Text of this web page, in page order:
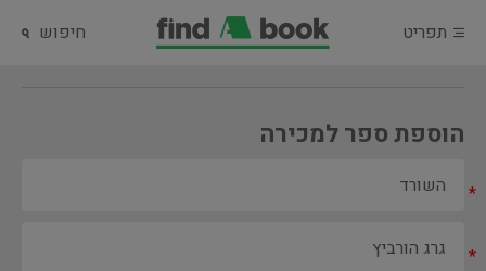
תפריט חיפוש
הוספת ספר למכירה
*
*